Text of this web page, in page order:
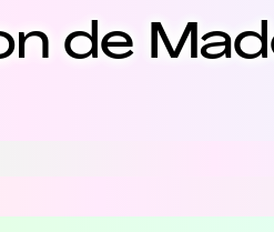
de